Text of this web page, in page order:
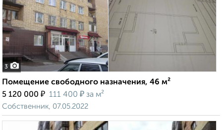
3
Помещение свободного назначения, 46 м²
5 120 000 ₽ 111 400 ₽ за м²
Собственник, 07.05.2022